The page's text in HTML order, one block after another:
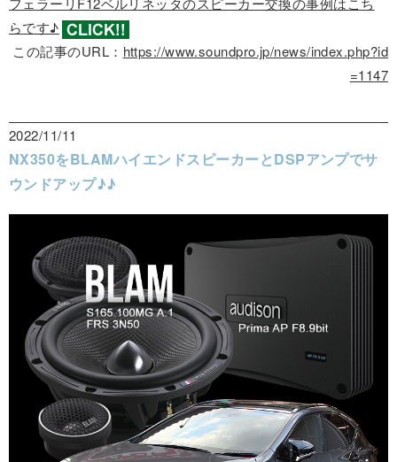
らです♪
この記事のURL： https://www.soundpro.jp/news/index.php?id
=1147
2022/11/11
NX350をBLAMハイエンドスピーカーとDSPアンプでサ
ウンドアップ♪♪